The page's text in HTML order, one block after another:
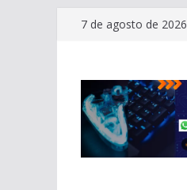
Saltar7 de agosto de 2026